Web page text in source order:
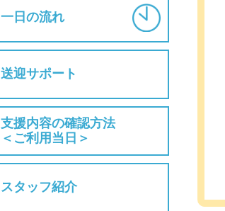
一日の流れ
送迎サポート
支援内容の確認方法
＜ご利用当日＞
スタッフ紹介